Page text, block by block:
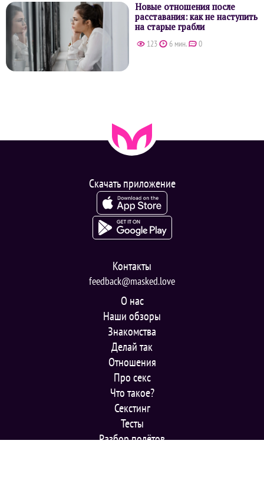
Новые отношения после
расставания: как не наступить
на старые грабли
123 6 мин. 0
Скачать приложение
Контакты
feedback@masked.love
О нас
Наши обзоры
Знакомства
Делай так
Отношения
Про секс
Что такое?
Секстинг
Тесты
Разбор полётов